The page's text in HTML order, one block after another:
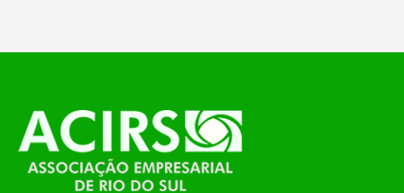
O Polo ACATE-ACIRS, por meio do NIAVI – Núcleo
de Tecnologia da Informação do Alto Vale do
Itajaí, realizou, no dia 21 de julho, o evento
Conexão Tech NIAVI, reunindo empresas de
tecnologia da região para uma noite de